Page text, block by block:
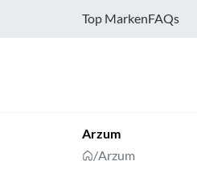
Top MarkenFAQs
Arzum
/Arzum